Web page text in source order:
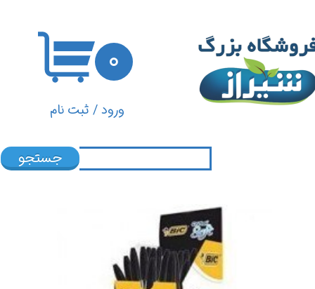
ورود/ ثبت نام
تغییر گذر واژه
سفارشات
۰
جستجو